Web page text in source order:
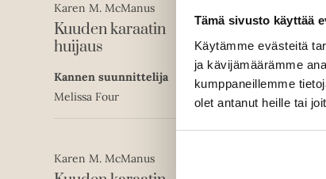
Tämä sivusto käyttää
Käytämme evästeitä
ja kävijämäärämme
kumppaneillemme
olet antanut heille tai
Karen M. McManus
Kuuden karaatin
huijaus
Kannen suunnittelija
Melissa Four
E-kirja (epub3)
ISBN
9789510523315
1594x2539px
Karen M. McManus